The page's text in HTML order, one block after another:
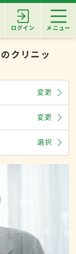
ログイン メニュー
のクリニッ
変更
変更
選択